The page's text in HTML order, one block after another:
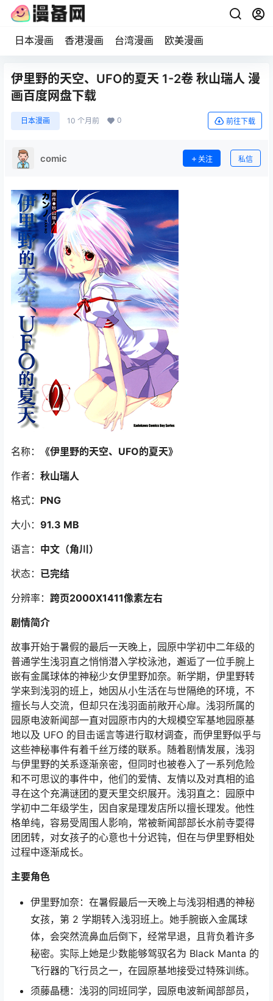
日本漫画 香港漫画 台湾漫画 欧美漫画
伊里野的天空、UFO的夏天 1-2卷 秋山瑞人 漫
画百度网盘下载
日本漫画 10 个月前 0 前往下载
comic 关注 私信
名称： 《伊里野的天空、UFO的夏天》
作者： 秋山瑞人
格式： PNG
大小： 91.3 MB
语言： 中文（角川 ）
状态： 已完结
分辨率： 跨页2000X1411像素左右
剧情简介
故事开始于暑假的最后一天晚上，园原中学初中二年级的
普通学生浅羽直之悄悄潜入学校泳池，邂逅了一位手腕上
嵌有金属球体的神秘少女伊里野加奈。新学期，伊里野转
学来到浅羽的班上，她因从小生活在与世隔绝的环境，不
擅长与人交流，但却只在浅羽面前敞开心扉。浅羽所属的
园原电波新闻部一直对园原市内的大规模空军基地园原基
地以及 UFO 的目击谣言等进行取材调查，而伊里野似乎与
这些神秘事件有着千丝万缕的联系。随着剧情发展，浅羽
与伊里野的关系逐渐亲密，但同时也被卷入了一系列危险
和不可思议的事件中，他们的爱情、友情以及对真相的追
寻在这个充满谜团的夏天里交织展开。浅羽直之：园原中
学初中二年级学生，因自家是理发店所以擅长理发。他性
格单纯，容易受周围人影响，常被新闻部部长水前寺耍得
团团转，对女孩子的心意也十分迟钝，但在与伊里野相处
过程中逐渐成长。
主要角色
伊里野加奈：在暑假最后一天晚上与浅羽相遇的神秘
女孩，第 2 学期转入浅羽班上。她手腕嵌入金属球
体，会突然流鼻血后倒下，经常早退，且背负着许多
秘密。实际上她是少数能够驾驭名为 Black Manta 的
飞行器的飞行员之一，在园原基地接受过特殊训练。
须藤晶穗：浅羽的同班同学，园原电波新闻部部员，